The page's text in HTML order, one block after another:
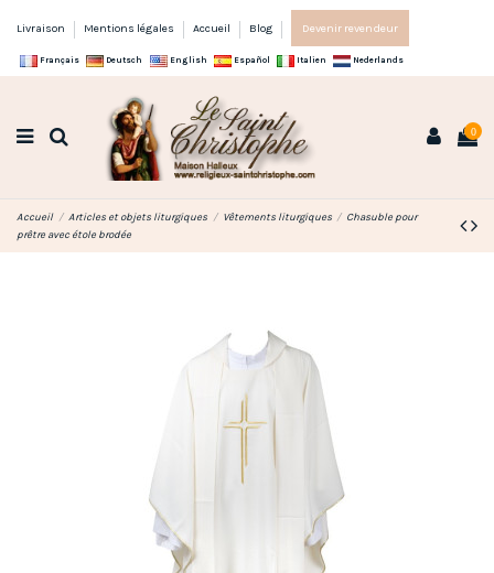
Livraison Mentions légales Accueil Blog Devenir revendeur
Français Deutsch English Español Italien Nederlands
0
Accueil Articles et objets liturgiques Vêtements liturgiques
Chasuble pour
prêtre avec étole brodée